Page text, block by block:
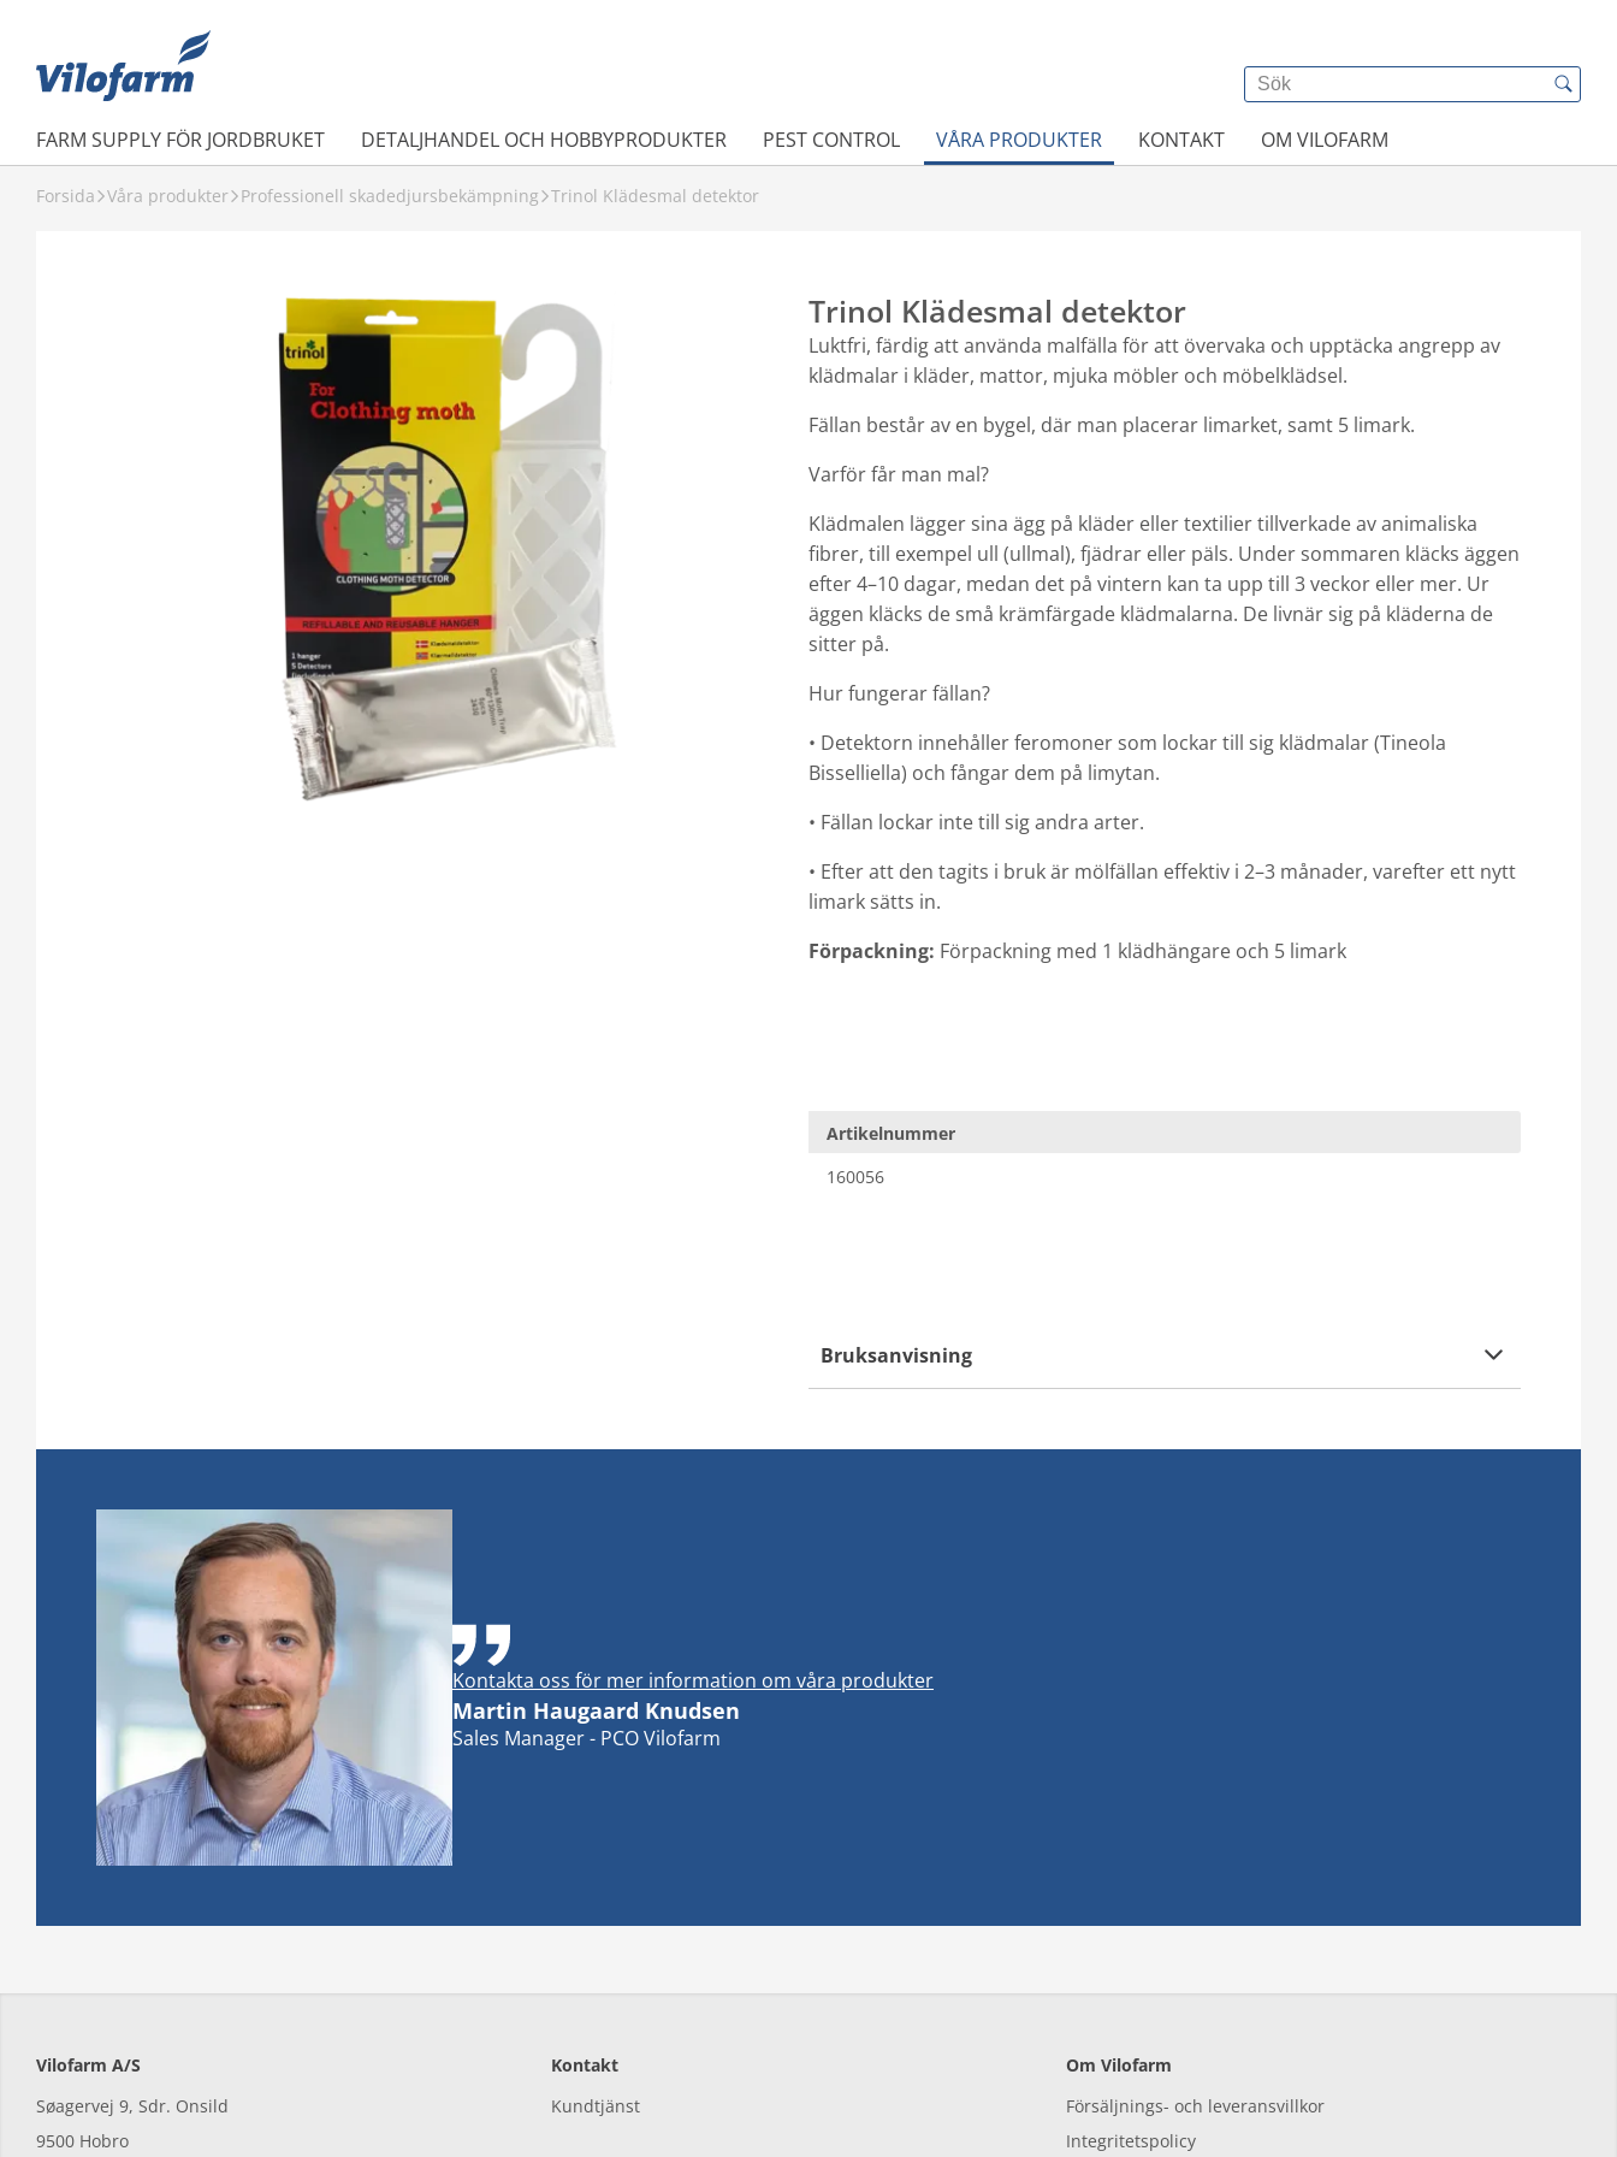
FARM SUPPLY FÖR JORDBRUKET DETALJHANDEL OCH HOBBYPRODUKTER PEST CONTROL VÅRA PRODUKTER KONTAKT OM VILOFARM
Forsida Våra produkter Professionell skadedjursbekämpning Trinol Klädesmal detektor
Trinol Klädesmal detektor
Luktfri, färdig att använda malfälla för att övervaka och upptäcka angrepp av
klädmalar i kläder, mattor, mjuka möbler och möbelklädsel.
Fällan består av en bygel, där man placerar limarket, samt 5 limark.
Varför får man mal?
Klädmalen lägger sina ägg på kläder eller textilier tillverkade av animaliska
fibrer, till exempel ull (ullmal), fjädrar eller päls. Under sommaren kläcks äggen
efter 4–10 dagar, medan det på vintern kan ta upp till 3 veckor eller mer. Ur
äggen kläcks de små krämfärgade klädmalarna. De livnär sig på kläderna de
sitter på.
Hur fungerar fällan?
• Detektorn innehåller feromoner som lockar till sig klädmalar (Tineola
Bisselliella) och fångar dem på limytan.
• Fällan lockar inte till sig andra arter.
• Efter att den tagits i bruk är mölfällan effektiv i 2–3 månader, varefter ett nytt
limark sätts in.
Förpackning: Förpackning med 1 klädhängare och 5 limark
Artikelnummer
160056
Bruksanvisning
Kontakta oss för mer information om våra produkter
Martin Haugaard Knudsen
Sales Manager - PCO Vilofarm
Vilofarm A/S
Søagervej 9, Sdr. Onsild
9500 Hobro
Kontakt
Kundtjänst
Om Vilofarm
Försäljnings- och leveransvillkor
Integritetspolicy